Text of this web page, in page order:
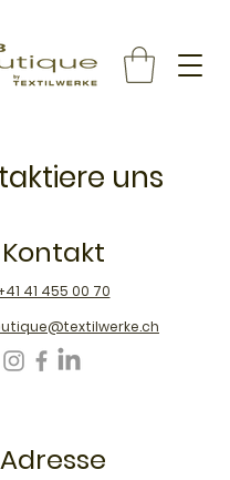
uns
Kontakt
41 455 00 70
Adresse